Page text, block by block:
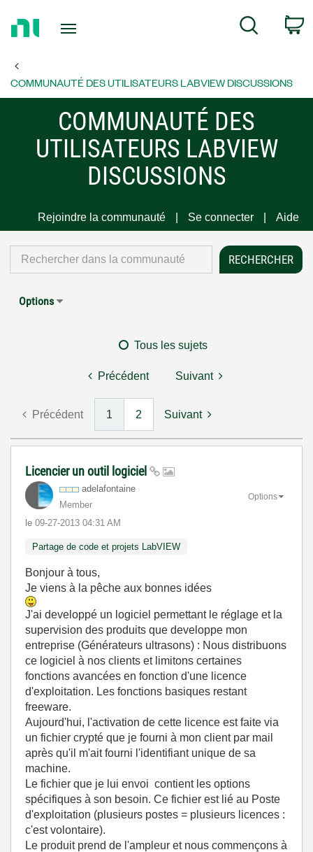
Page
Search
COMMUNAUTÉ DES UTILISATEURS LABVIEW DISCUSSIONS
COMMUNAUTÉ DES
UTILISATEURS LABVIEW
DISCUSSIONS
Rejoindre la communauté Se connecter Aide
Options
Tous les sujets
Précédent Suivant
Précédent 1 2 Suivant
Licencier un outil logiciel
adelafontaine
Member
le ‎09-27-2013 04:31 AM
Options
Partage de code et projets LabVIEW
Bonjour à tous,
Je viens à la pêche aux bonnes idées
J'ai developpé un logiciel permettant le réglage et la
supervision des produits que developpe mon
entreprise (Générateurs ultrasons) : Nous distribuons
ce logiciel à nos clients et limitons certaines
fonctions avancées en fonction d'une licence
d'exploitation. Les fonctions basiques restant
freeware.
Aujourd'hui, l'activation de cette licence est faite via
un fichier crypté que je fourni à mon client par mail
après qu'il m'ait fourni l'identifiant unique de sa
machine.
Le fichier que je lui envoi contient les options
spécifiques à son besoin. Ce fichier est lié au Poste
d'exploitation (plusieurs postes = plusieurs licences :
c'est volontaire).
Le produit prend de l'ampleur et nous commençons à